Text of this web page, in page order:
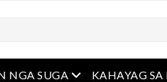
NGA SUGA Open Menu
KAHAYAG